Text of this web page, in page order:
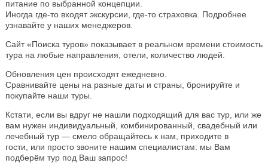
питание по выбранной концепции.
Иногда где-то входят экскурсии, где-то страховка. Подробнее
узнавайте у наших менеджеров.
Сайт «Поиска туров» показывает в реальном времени стоимость
тура на любые направления, отели, количество людей.
Обновления цен происходят ежедневно.
Сравнивайте цены на разные даты и страны, бронируйте и
покупайте наши туры.
Кстати, если вы вдруг не нашли подходящий для вас тур, или же
вам нужен индивидуальный, комбинированный, свадебный или
лечебный тур — смело обращайтесь к нам, приходите в
гости, или просто звоните нашим специалистам: мы Вам
подберём тур под Ваш запрос!